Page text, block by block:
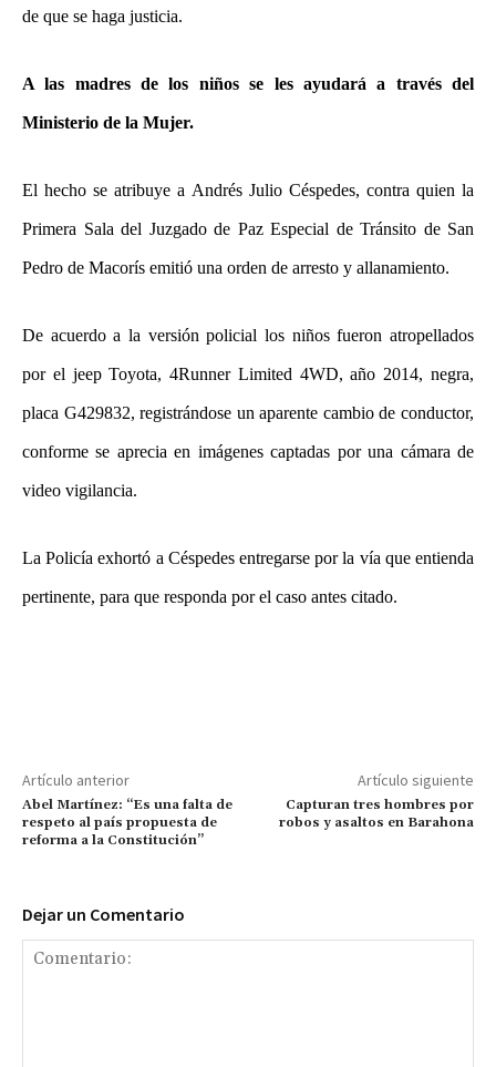
de que se haga justicia.
A las madres de los niños se les ayudará a través del
Ministerio de la Mujer.
El hecho se atribuye a Andrés Julio Céspedes, contra quien la
Primera Sala del Juzgado de Paz Especial de Tránsito de San
Pedro de Macorís emitió una orden de arresto y allanamiento.
De acuerdo a la versión policial los niños fueron atropellados
por el jeep Toyota, 4Runner Limited 4WD, año 2014, negra,
placa G429832, registrándose un aparente cambio de conductor,
conforme se aprecia en imágenes captadas por una cámara de
video vigilancia.
La Policía exhortó a Céspedes entregarse por la vía que entienda
pertinente, para que responda por el caso antes citado.
Artículo anterior
Abel Martínez: “Es una falta de
respeto al país propuesta de
reforma a la Constitución”
Artículo siguiente
Capturan tres hombres por
robos y asaltos en Barahona
Dejar un Comentario